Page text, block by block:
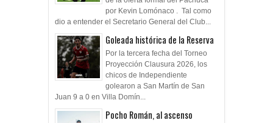
de la oferta formal del Pachuca
por Kevin Lomónaco . Tal como
dio a entender el Secretario General del Club...
Goleada histórica de la Reserva
Por la tercera fecha del Torneo
Proyección Clausura 2026, los
chicos de Independiente
golearon a San Martín de San
Juan 9 a 0 en Villa Domín...
Pocho Román, al ascenso